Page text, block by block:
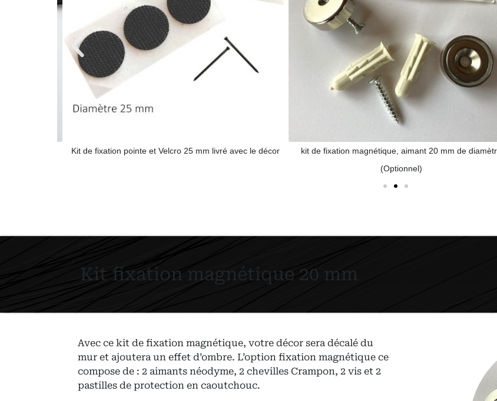
Kit de fixation pointe et Velcro 25 mm livré avec le décor
kit de fixation magnétique, aimant 20 mm de diamètre
(Optionnel)
Kit fixation magnétique 20 mm
Avec ce kit de fixation magnétique, votre décor sera décalé du
mur et ajoutera un effet d’ombre. L’option fixation magnétique ce
compose de : 2 aimants néodyme, 2 chevilles Crampon, 2 vis et 2
pastilles de protection en caoutchouc.